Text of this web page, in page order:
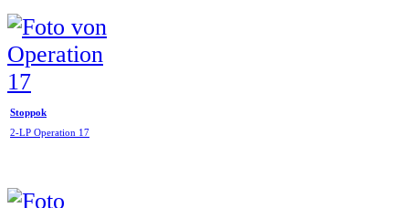
Stoppok
2-LP Operation 17